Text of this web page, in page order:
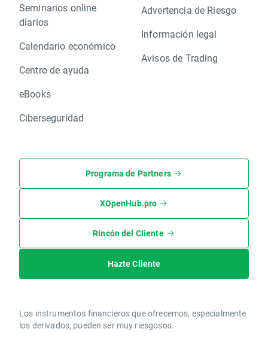
Seminarios online
diarios
Calendario económico
Centro de ayuda
eBooks
Ciberseguridad
Advertencia de Riesgo
Información legal
Avisos de Trading
Programa de Partners
XOpenHub.pro
Rincón del Cliente
Hazte Cliente
Los instrumentos financieros que ofrecemos, especialmente
los derivados, pueden ser muy riesgosos.